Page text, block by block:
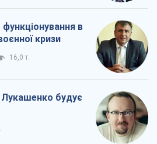
в
кризи
16,0 т.
Лукашенко будує